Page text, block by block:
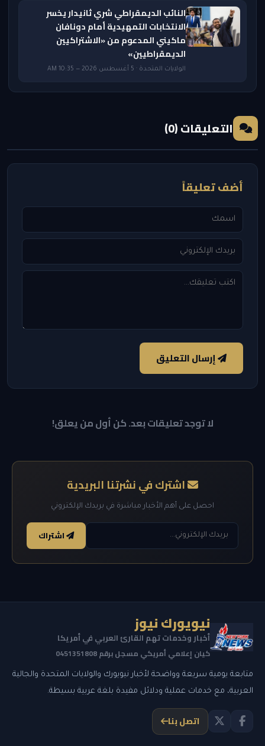
النائب الديمقراطي شري ثانيدار يخسر
الانتخابات التمهيدية أمام دونافان
ماكيني المدعوم من «الاشتراكيين
الديمقراطيين»
الولايات المتحدة · 5 أغسطس 2026 — 10:35 AM
التعليقات (0)
أضف تعليقاً
إرسال التعليق
لا توجد تعليقات بعد. كن أول من يعلق!
اشترك في نشرتنا البريدية
احصل على أهم الأخبار مباشرة في بريدك الإلكتروني
اشتراك
نيويورك نيوز
أخبار وخدمات تهم القارئ العربي في أمريكا
كيان إعلامي أمريكي مسجل برقم 0451351808
متابعة يومية سريعة وواضحة لأخبار نيويورك والولايات المتحدة والجالية
العربية، مع خدمات عملية ودلائل مفيدة بلغة عربية بسيطة.
اتصل بنا